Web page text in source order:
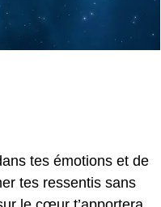
tes émotions et de
tes ressentis sans